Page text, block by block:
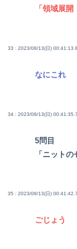
「領域展
33 : 2023/08/13(日)
なにこれ
34 : 2023/08/13(日)
5問目
「ニット
35 : 2023/08/13(日)
ごじょう